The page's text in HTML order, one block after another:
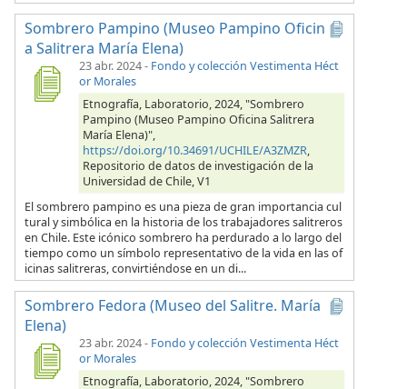
Sombrero Pampino (Museo Pampino Oficin
a Salitrera María Elena)
23 abr. 2024- Fondo y colección Vestimenta Héct
or Morales
Etnografía, Laboratorio, 2024, "Sombrero
Pampino (Museo Pampino Oficina Salitrera
María Elena)",
https://doi.org/10.34691/UCHILE/A3ZMZR,
Repositorio de datos de investigación de la
Universidad de Chile, V1
El sombrero pampino es una pieza de gran importancia cul
tural y simbólica en la historia de los trabajadores salitreros
en Chile. Este icónico sombrero ha perdurado a lo largo del
tiempo como un símbolo representativo de la vida en las of
icinas salitreras, convirtiéndose en un di...
Sombrero Fedora (Museo del Salitre. María
Elena)
23 abr. 2024- Fondo y colección Vestimenta Héct
or Morales
Etnografía, Laboratorio, 2024, "Sombrero